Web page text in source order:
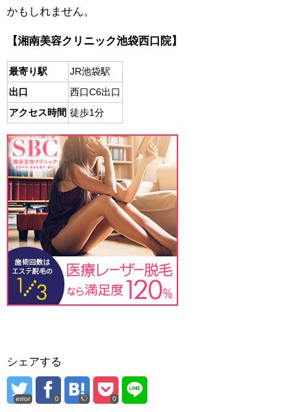
かもしれません。
【湘南美容クリニック池袋西口院】
最寄り駅
JR池袋駅
出口
西口C6出口
アクセス時間 徒歩1分
シェアする
error 0 0